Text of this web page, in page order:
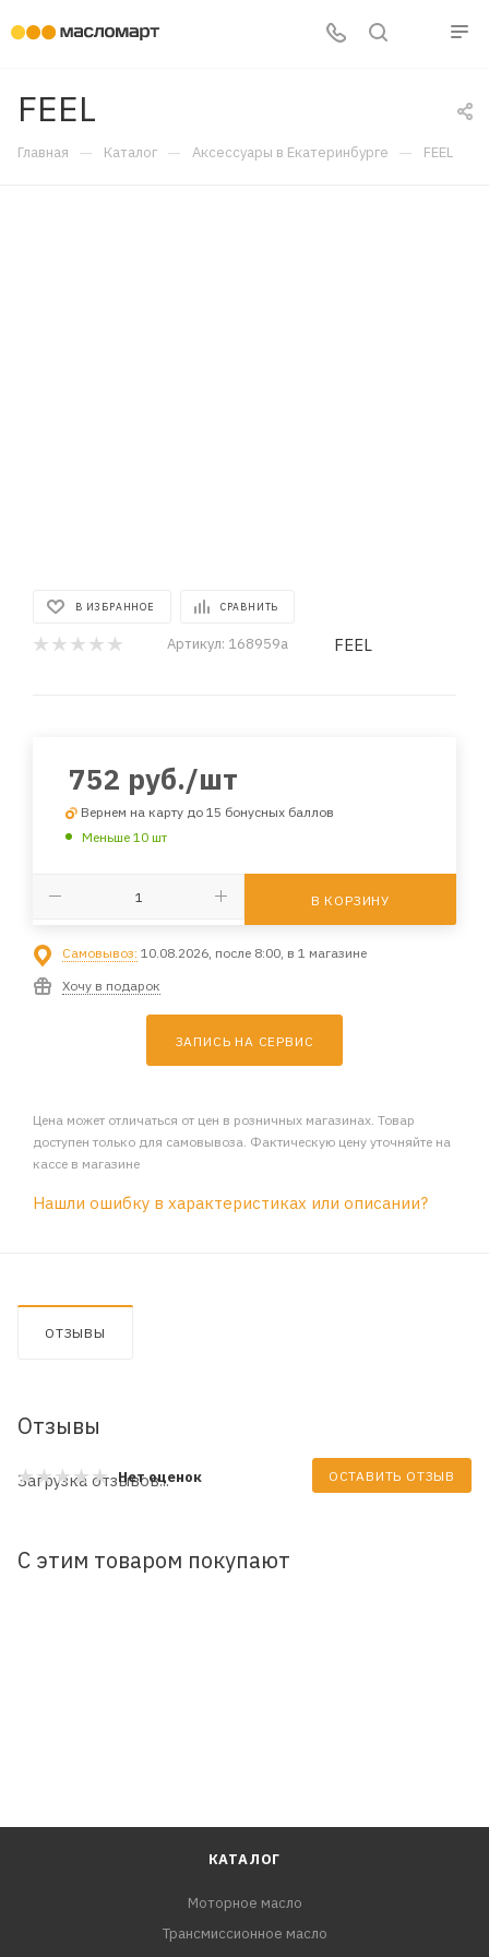
FEEL
Главная — Каталог — Аксессуары в Екатеринбурге — FEEL
В ИЗБРАННОЕ СРАВНИТЬ
Артикул: 168959a FEEL
752 руб./шт
Вернем на карту до 15 бонусных баллов
Меньше 10 шт
В КОРЗИНУ
Самовывоз: 10.08.2026, после 8:00, в 1 магазине
Хочу в подарок
ЗАПИСЬ НА СЕРВИС
Цена может отличаться от цен в розничных магазинах. Товар
доступен только для самовывоза. Фактическую цену уточняйте на
кассе в магазине
Нашли ошибку в характеристиках или описании?
ОТЗЫВЫ
Отзывы
Нет оценок ОСТАВИТЬ ОТЗЫВ
Загрузка отзывов...
С этим товаром покупают
КАТАЛОГ
Моторное масло
Трансмиссионное масло